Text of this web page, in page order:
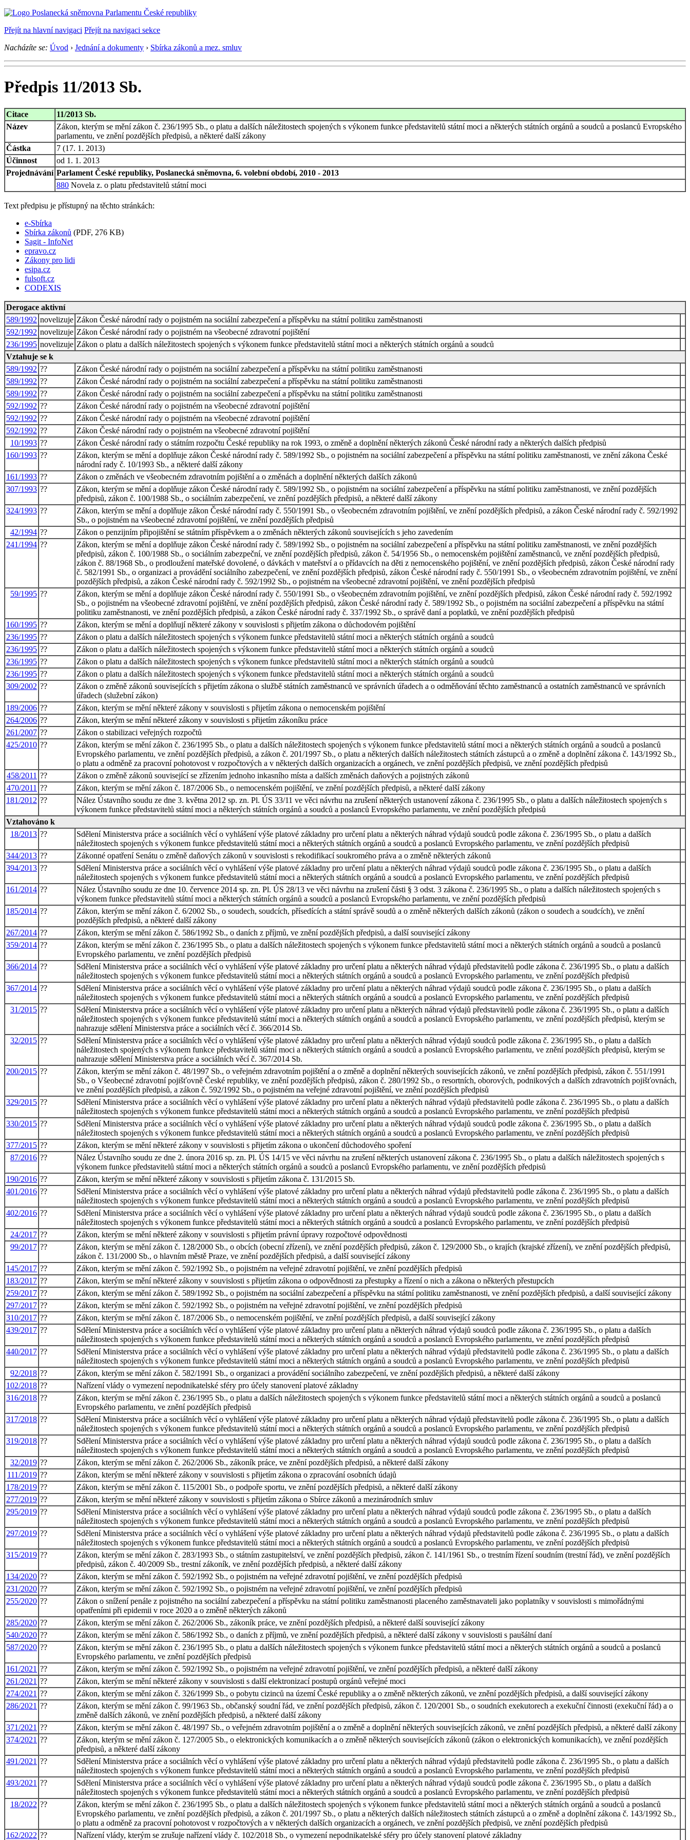
Přejít na hlavní navigaci Přejít na navigaci sekce
Nacházíte se: Úvod › Jednání a dokumenty › Sbírka zákonů a mez. smluv
Předpis 11/2013 Sb.
Citace
11/2013 Sb.
Název
Zákon, kterým se mění zákon č. 236/1995 Sb., o platu a dalších náležitostech spojených s výkonem funkce představitelů státní moci a některých státních orgánů a soudců a poslanců Evropského
parlamentu, ve znění pozdějších předpisů, a některé další zákony
Částka
7 (17. 1. 2013)
Účinnost
od 1. 1. 2013
Projednávání Parlament České republiky, Poslanecká sněmovna, 6. volební období, 2010 - 2013
880 Novela z. o platu představitelů státní moci
Text předpisu je přístupný na těchto stránkách:
e-Sbírka
Sbírka zákonů (PDF, 276 KB)
Sagit - InfoNet
epravo.cz
Zákony pro lidi
esipa.cz
fulsoft.cz
CODEXIS
Derogace aktivní
589/1992 novelizuje Zákon České národní rady o pojistném na sociální zabezpečení a příspěvku na státní politiku zaměstnanosti
592/1992 novelizuje Zákon České národní rady o pojistném na všeobecné zdravotní pojištění
236/1995 novelizuje Zákon o platu a dalších náležitostech spojených s výkonem funkce představitelů státní moci a některých státních orgánů a soudců
Vztahuje se k
589/1992 ??
Zákon České národní rady o pojistném na sociální zabezpečení a příspěvku na státní politiku zaměstnanosti
589/1992 ??
Zákon České národní rady o pojistném na sociální zabezpečení a příspěvku na státní politiku zaměstnanosti
589/1992 ??
Zákon České národní rady o pojistném na sociální zabezpečení a příspěvku na státní politiku zaměstnanosti
592/1992 ??
Zákon České národní rady o pojistném na všeobecné zdravotní pojištění
592/1992 ??
Zákon České národní rady o pojistném na všeobecné zdravotní pojištění
592/1992 ??
Zákon České národní rady o pojistném na všeobecné zdravotní pojištění
10/1993 ??
Zákon České národní rady o státním rozpočtu České republiky na rok 1993, o změně a doplnění některých zákonů České národní rady a některých dalších předpisů
160/1993 ??
Zákon, kterým se mění a doplňuje zákon České národní rady č. 589/1992 Sb., o pojistném na sociální zabezpečení a příspěvku na státní politiku zaměstnanosti, ve znění zákona České
národní rady č. 10/1993 Sb., a některé další zákony
161/1993 ??
Zákon o změnách ve všeobecném zdravotním pojištění a o změnách a doplnění některých dalších zákonů
307/1993 ??
Zákon, kterým se mění a doplňuje zákon České národní rady č. 589/1992 Sb., o pojistném na sociální zabezpečení a příspěvku na státní politiku zaměstnanosti, ve znění pozdějších
předpisů, zákon č. 100/1988 Sb., o sociálním zabezpečení, ve znění pozdějších předpisů, a některé další zákony
324/1993 ??
Zákon, kterým se mění a doplňuje zákon České národní rady č. 550/1991 Sb., o všeobecném zdravotním pojištění, ve znění pozdějších předpisů, a zákon České národní rady č. 592/1992
Sb., o pojistném na všeobecné zdravotní pojištění, ve znění pozdějších předpisů
42/1994 ??
Zákon o penzijním připojištění se státním příspěvkem a o změnách některých zákonů souvisejících s jeho zavedením
241/1994 ??
Zákon, kterým se mění a doplňuje zákon České národní rady č. 589/1992 Sb., o pojistném na sociální zabezpečení a příspěvku na státní politiku zaměstnanosti, ve znění pozdějších
předpisů, zákon č. 100/1988 Sb., o sociálním zabezpeční, ve znění pozdějších předpisů, zákon č. 54/1956 Sb., o nemocenském pojištění zaměstnanců, ve znění pozdějších předpisů,
zákon č. 88/1968 Sb., o prodloužení mateřské dovolené, o dávkách v mateřství a o přídavcích na děti z nemocenského pojištění, ve znění pozdějších předpisů, zákon České národní rady
č. 582/1991 Sb., o organizaci a provádění sociálního zabezpečení, ve znění pozdějších předpisů, zákon České národní rady č. 550/1991 Sb., o všeobecném zdravotním pojištění, ve znění
pozdějších předpisů, a zákon České národní rady č. 592/1992 Sb., o pojistném na všeobecné zdravotní pojištění, ve znění pozdějších předpisů
59/1995 ??
Zákon, kterým se mění a doplňuje zákon České národní rady č. 550/1991 Sb., o všeobecném zdravotním pojištění, ve znění pozdějších předpisů, zákon České národní rady č. 592/1992
Sb., o pojistném na všeobecné zdravotní pojištění, ve znění pozdějších předpisů, zákon České národní rady č. 589/1992 Sb., o pojistném na sociální zabezpečení a příspěvku na státní
politiku zaměstnanosti, ve znění pozdějších předpisů, a zákon České národní rady č. 337/1992 Sb., o správě daní a poplatků, ve znění pozdějších předpisů
160/1995 ??
Zákon, kterým se mění a doplňují některé zákony v souvislosti s přijetím zákona o důchodovém pojištění
236/1995 ??
Zákon o platu a dalších náležitostech spojených s výkonem funkce představitelů státní moci a některých státních orgánů a soudců
236/1995 ??
Zákon o platu a dalších náležitostech spojených s výkonem funkce představitelů státní moci a některých státních orgánů a soudců
236/1995 ??
Zákon o platu a dalších náležitostech spojených s výkonem funkce představitelů státní moci a některých státních orgánů a soudců
236/1995 ??
Zákon o platu a dalších náležitostech spojených s výkonem funkce představitelů státní moci a některých státních orgánů a soudců
309/2002 ??
Zákon o změně zákonů souvisejících s přijetím zákona o službě státních zaměstnanců ve správních úřadech a o odměňování těchto zaměstnanců a ostatních zaměstnanců ve správních
úřadech (služební zákon)
189/2006 ??
Zákon, kterým se mění některé zákony v souvislosti s přijetím zákona o nemocenském pojištění
264/2006 ??
Zákon, kterým se mění některé zákony v souvislosti s přijetím zákoníku práce
261/2007 ??
Zákon o stabilizaci veřejných rozpočtů
425/2010 ??
Zákon, kterým se mění zákon č. 236/1995 Sb., o platu a dalších náležitostech spojených s výkonem funkce představitelů státní moci a některých státních orgánů a soudců a poslanců
Evropského parlamentu, ve znění pozdějších předpisů, a zákon č. 201/1997 Sb., o platu a některých dalších náležitostech státních zástupců a o změně a doplnění zákona č. 143/1992 Sb.,
o platu a odměně za pracovní pohotovost v rozpočtových a v některých dalších organizacích a orgánech, ve znění pozdějších předpisů, ve znění pozdějších předpisů
458/2011 ??
Zákon o změně zákonů související se zřízením jednoho inkasního místa a dalších změnách daňových a pojistných zákonů
470/2011 ??
Zákon, kterým se mění zákon č. 187/2006 Sb., o nemocenském pojištění, ve znění pozdějších předpisů, a některé další zákony
181/2012 ??
Nález Ústavního soudu ze dne 3. května 2012 sp. zn. Pl. ÚS 33/11 ve věci návrhu na zrušení některých ustanovení zákona č. 236/1995 Sb., o platu a dalších náležitostech spojených s
výkonem funkce představitelů státní moci a některých státních orgánů a soudců a poslanců Evropského parlamentu, ve znění pozdějších předpisů
Vztahováno k
18/2013 ??
Sdělení Ministerstva práce a sociálních věcí o vyhlášení výše platové základny pro určení platu a některých náhrad výdajů soudců podle zákona č. 236/1995 Sb., o platu a dalších
náležitostech spojených s výkonem funkce představitelů státní moci a některých státních orgánů a soudců a poslanců Evropského parlamentu, ve znění pozdějších předpisů
344/2013 ??
Zákonné opatření Senátu o změně daňových zákonů v souvislosti s rekodifikací soukromého práva a o změně některých zákonů
394/2013 ??
Sdělení Ministerstva práce a sociálních věcí o vyhlášení výše platové základny pro určení platu a některých náhrad výdajů soudců podle zákona č. 236/1995 Sb., o platu a dalších
náležitostech spojených s výkonem funkce představitelů státní moci a některých státních orgánů a soudců a poslanců Evropského parlamentu, ve znění pozdějších předpisů
161/2014 ??
Nález Ústavního soudu ze dne 10. července 2014 sp. zn. Pl. ÚS 28/13 ve věci návrhu na zrušení části § 3 odst. 3 zákona č. 236/1995 Sb., o platu a dalších náležitostech spojených s
výkonem funkce představitelů státní moci a některých státních orgánů a soudců a poslanců Evropského parlamentu, ve znění pozdějších předpisů
185/2014 ??
Zákon, kterým se mění zákon č. 6/2002 Sb., o soudech, soudcích, přísedících a státní správě soudů a o změně některých dalších zákonů (zákon o soudech a soudcích), ve znění
pozdějších předpisů, a některé další zákony
267/2014 ??
Zákon, kterým se mění zákon č. 586/1992 Sb., o daních z příjmů, ve znění pozdějších předpisů, a další související zákony
359/2014 ??
Zákon, kterým se mění zákon č. 236/1995 Sb., o platu a dalších náležitostech spojených s výkonem funkce představitelů státní moci a některých státních orgánů a soudců a poslanců
Evropského parlamentu, ve znění pozdějších předpisů
366/2014 ??
Sdělení Ministerstva práce a sociálních věcí o vyhlášení výše platové základny pro určení platu a některých náhrad výdajů představitelů podle zákona č. 236/1995 Sb., o platu a dalších
náležitostech spojených s výkonem funkce představitelů státní moci a některých státních orgánů a soudců a poslanců Evropského parlamentu, ve znění pozdějších předpisů
367/2014 ??
Sdělení Ministerstva práce a sociálních věcí o vyhlášení výše platové základny pro určení platu a některých náhrad výdajů soudců podle zákona č. 236/1995 Sb., o platu a dalších
náležitostech spojených s výkonem funkce představitelů státní moci a některých státních orgánů a soudců a poslanců Evropského parlamentu, ve znění pozdějších předpisů
31/2015 ??
Sdělení Ministerstva práce a sociálních věcí o vyhlášení výše platové základny pro určení platu a některých náhrad výdajů představitelů podle zákona č. 236/1995 Sb., o platu a dalších
náležitostech spojených s výkonem funkce představitelů státní moci a některých státních orgánů a soudců a poslanců Evropského parlamentu, ve znění pozdějších předpisů, kterým se
nahrazuje sdělení Ministerstva práce a sociálních věcí č. 366/2014 Sb.
32/2015 ??
Sdělení Ministerstva práce a sociálních věcí o vyhlášení výše platové základny pro určení platu a některých náhrad výdajů soudců podle zákona č. 236/1995 Sb., o platu a dalších
náležitostech spojených s výkonem funkce představitelů státní moci a některých státních orgánů a soudců a poslanců Evropského parlamentu, ve znění pozdějších předpisů, kterým se
nahrazuje sdělení Ministerstva práce a sociálních věcí č. 367/2014 Sb.
200/2015 ??
Zákon, kterým se mění zákon č. 48/1997 Sb., o veřejném zdravotním pojištění a o změně a doplnění některých souvisejících zákonů, ve znění pozdějších předpisů, zákon č. 551/1991
Sb., o Všeobecné zdravotní pojišťovně České republiky, ve znění pozdějších předpisů, zákon č. 280/1992 Sb., o resortních, oborových, podnikových a dalších zdravotních pojišťovnách,
ve znění pozdějších předpisů, a zákon č. 592/1992 Sb., o pojistném na veřejné zdravotní pojištění, ve znění pozdějších předpisů
329/2015 ??
Sdělení Ministerstva práce a sociálních věcí o vyhlášení výše platové základny pro určení platu a některých náhrad výdajů představitelů podle zákona č. 236/1995 Sb., o platu a dalších
náležitostech spojených s výkonem funkce představitelů státní moci a některých státních orgánů a soudců a poslanců Evropského parlamentu, ve znění pozdějších předpisů
330/2015 ??
Sdělení Ministerstva práce a sociálních věcí o vyhlášení výše platové základny pro určení platu a některých náhrad výdajů soudců podle zákona č. 236/1995 Sb., o platu a dalších
náležitostech spojených s výkonem funkce představitelů státní moci a některých státních orgánů a soudců a poslanců Evropského parlamentu, ve znění pozdějších předpisů
377/2015 ??
Zákon, kterým se mění některé zákony v souvislosti s přijetím zákona o ukončení důchodového spoření
87/2016 ??
Nález Ústavního soudu ze dne 2. února 2016 sp. zn. Pl. ÚS 14/15 ve věci návrhu na zrušení některých ustanovení zákona č. 236/1995 Sb., o platu a dalších náležitostech spojených s
výkonem funkce představitelů státní moci a některých státních orgánů a soudců a poslanců Evropského parlamentu, ve znění pozdějších předpisů
190/2016 ??
Zákon, kterým se mění některé zákony v souvislosti s přijetím zákona č. 131/2015 Sb.
401/2016 ??
Sdělení Ministerstva práce a sociálních věcí o vyhlášení výše platové základny pro určení platu a některých náhrad výdajů představitelů podle zákona č. 236/1995 Sb., o platu a dalších
náležitostech spojených s výkonem funkce představitelů státní moci a některých státních orgánů a soudců a poslanců Evropského parlamentu, ve znění pozdějších předpisů
402/2016 ??
Sdělení Ministerstva práce a sociálních věcí o vyhlášení výše platové základny pro určení platu a některých náhrad výdajů soudců podle zákona č. 236/1995 Sb., o platu a dalších
náležitostech spojených s výkonem funkce představitelů státní moci a některých státních orgánů a soudců a poslanců Evropského parlamentu, ve znění pozdějších předpisů
24/2017 ??
Zákon, kterým se mění některé zákony v souvislosti s přijetím právní úpravy rozpočtové odpovědnosti
99/2017 ??
Zákon, kterým se mění zákon č. 128/2000 Sb., o obcích (obecní zřízení), ve znění pozdějších předpisů, zákon č. 129/2000 Sb., o krajích (krajské zřízení), ve znění pozdějších předpisů,
zákon č. 131/2000 Sb., o hlavním městě Praze, ve znění pozdějších předpisů, a další související zákony
145/2017 ??
Zákon, kterým se mění zákon č. 592/1992 Sb., o pojistném na veřejné zdravotní pojištění, ve znění pozdějších předpisů
183/2017 ??
Zákon, kterým se mění některé zákony v souvislosti s přijetím zákona o odpovědnosti za přestupky a řízení o nich a zákona o některých přestupcích
259/2017 ??
Zákon, kterým se mění zákon č. 589/1992 Sb., o pojistném na sociální zabezpečení a příspěvku na státní politiku zaměstnanosti, ve znění pozdějších předpisů, a další související zákony
297/2017 ??
Zákon, kterým se mění zákon č. 592/1992 Sb., o pojistném na veřejné zdravotní pojištění, ve znění pozdějších předpisů
310/2017 ??
Zákon, kterým se mění zákon č. 187/2006 Sb., o nemocenském pojištění, ve znění pozdějších předpisů, a další související zákony
439/2017 ??
Sdělení Ministerstva práce a sociálních věcí o vyhlášení výše platové základny pro určení platu a některých náhrad výdajů soudců podle zákona č. 236/1995 Sb., o platu a dalších
náležitostech spojených s výkonem funkce představitelů státní moci a některých státních orgánů a soudců a poslanců Evropského parlamentu, ve znění pozdějších předpisů
440/2017 ??
Sdělení Ministerstva práce a sociálních věcí o vyhlášení výše platové základny pro určení platu a některých náhrad výdajů představitelů podle zákona č. 236/1995 Sb., o platu a dalších
náležitostech spojených s výkonem funkce představitelů státní moci a některých státních orgánů a soudců a poslanců Evropského parlamentu, ve znění pozdějších předpisů
92/2018 ??
Zákon, kterým se mění zákon č. 582/1991 Sb., o organizaci a provádění sociálního zabezpečení, ve znění pozdějších předpisů, a některé další zákony
102/2018 ??
Nařízení vlády o vymezení nepodnikatelské sféry pro účely stanovení platové základny
316/2018 ??
Zákon, kterým se mění zákon č. 236/1995 Sb., o platu a dalších náležitostech spojených s výkonem funkce představitelů státní moci a některých státních orgánů a soudců a poslanců
Evropského parlamentu, ve znění pozdějších předpisů
317/2018 ??
Sdělení Ministerstva práce a sociálních věcí o vyhlášení výše platové základny pro určení platu a některých náhrad výdajů představitelů podle zákona č. 236/1995 Sb., o platu a dalších
náležitostech spojených s výkonem funkce představitelů státní moci a některých státních orgánů a soudců a poslanců Evropského parlamentu, ve znění pozdějších předpisů
319/2018 ??
Sdělení Ministerstva práce a sociálních věcí o vyhlášení výše platové základny pro určení platu a některých náhrad výdajů soudců podle zákona č. 236/1995 Sb., o platu a dalších
náležitostech spojených s výkonem funkce představitelů státní moci a některých státních orgánů a soudců a poslanců Evropského parlamentu, ve znění pozdějších předpisů
32/2019 ??
Zákon, kterým se mění zákon č. 262/2006 Sb., zákoník práce, ve znění pozdějších předpisů, a některé další zákony
111/2019 ??
Zákon, kterým se mění některé zákony v souvislosti s přijetím zákona o zpracování osobních údajů
178/2019 ??
Zákon, kterým se mění zákon č. 115/2001 Sb., o podpoře sportu, ve znění pozdějších předpisů, a některé další zákony
277/2019 ??
Zákon, kterým se mění některé zákony v souvislosti s přijetím zákona o Sbírce zákonů a mezinárodních smluv
295/2019 ??
Sdělení Ministerstva práce a sociálních věcí o vyhlášení výše platové základny pro určení platu a některých náhrad výdajů soudců podle zákona č. 236/1995 Sb., o platu a dalších
náležitostech spojených s výkonem funkce představitelů státní moci a některých státních orgánů a soudců a poslanců Evropského parlamentu, ve znění pozdějších předpisů
297/2019 ??
Sdělení Ministerstva práce a sociálních věcí o vyhlášení výše platové základny pro určení platu a některých náhrad výdajů představitelů podle zákona č. 236/1995 Sb., o platu a dalších
náležitostech spojených s výkonem funkce představitelů státní moci a některých státních orgánů a soudců a poslanců Evropského parlamentu, ve znění pozdějších předpisů
315/2019 ??
Zákon, kterým se mění zákon č. 283/1993 Sb., o státním zastupitelství, ve znění pozdějších předpisů, zákon č. 141/1961 Sb., o trestním řízení soudním (trestní řád), ve znění pozdějších
předpisů, zákon č. 40/2009 Sb., trestní zákoník, ve znění pozdějších předpisů, a některé další zákony
134/2020 ??
Zákon, kterým se mění zákon č. 592/1992 Sb., o pojistném na veřejné zdravotní pojištění, ve znění pozdějších předpisů
231/2020 ??
Zákon, kterým se mění zákon č. 592/1992 Sb., o pojistném na veřejné zdravotní pojištění, ve znění pozdějších předpisů
255/2020 ??
Zákon o snížení penále z pojistného na sociální zabezpečení a příspěvku na státní politiku zaměstnanosti placeného zaměstnavateli jako poplatníky v souvislosti s mimořádnými
opatřeními při epidemii v roce 2020 a o změně některých zákonů
285/2020 ??
Zákon, kterým se mění zákon č. 262/2006 Sb., zákoník práce, ve znění pozdějších předpisů, a některé další související zákony
540/2020 ??
Zákon, kterým se mění zákon č. 586/1992 Sb., o daních z příjmů, ve znění pozdějších předpisů, a některé další zákony v souvislosti s paušální daní
587/2020 ??
Zákon, kterým se mění zákon č. 236/1995 Sb., o platu a dalších náležitostech spojených s výkonem funkce představitelů státní moci a některých státních orgánů a soudců a poslanců
Evropského parlamentu, ve znění pozdějších předpisů
161/2021 ??
Zákon, kterým se mění zákon č. 592/1992 Sb., o pojistném na veřejné zdravotní pojištění, ve znění pozdějších předpisů, a některé další zákony
261/2021 ??
Zákon, kterým se mění některé zákony v souvislosti s další elektronizací postupů orgánů veřejné moci
274/2021 ??
Zákon, kterým se mění zákon č. 326/1999 Sb., o pobytu cizinců na území České republiky a o změně některých zákonů, ve znění pozdějších předpisů, a další související zákony
286/2021 ??
Zákon, kterým se mění zákon č. 99/1963 Sb., občanský soudní řád, ve znění pozdějších předpisů, zákon č. 120/2001 Sb., o soudních exekutorech a exekuční činnosti (exekuční řád) a o
změně dalších zákonů, ve znění pozdějších předpisů, a některé další zákony
371/2021 ??
Zákon, kterým se mění zákon č. 48/1997 Sb., o veřejném zdravotním pojištění a o změně a doplnění některých souvisejících zákonů, ve znění pozdějších předpisů, a některé další zákony
374/2021 ??
Zákon, kterým se mění zákon č. 127/2005 Sb., o elektronických komunikacích a o změně některých souvisejících zákonů (zákon o elektronických komunikacích), ve znění pozdějších
předpisů, a některé další zákony
491/2021 ??
Sdělení Ministerstva práce a sociálních věcí o vyhlášení výše platové základny pro určení platu a některých náhrad výdajů představitelů podle zákona č. 236/1995 Sb., o platu a dalších
náležitostech spojených s výkonem funkce představitelů státní moci a některých státních orgánů a soudců a poslanců Evropského parlamentu, ve znění pozdějších předpisů
493/2021 ??
Sdělení Ministerstva práce a sociálních věcí o vyhlášení výše platové základny pro určení platu a některých náhrad výdajů soudců podle zákona č. 236/1995 Sb., o platu a dalších
náležitostech spojených s výkonem funkce představitelů státní moci a některých státních orgánů a soudců a poslanců Evropského parlamentu, ve znění pozdějších předpisů
18/2022 ??
Zákon, kterým se mění zákon č. 236/1995 Sb., o platu a dalších náležitostech spojených s výkonem funkce představitelů státní moci a některých státních orgánů a soudců a poslanců
Evropského parlamentu, ve znění pozdějších předpisů, a zákon č. 201/1997 Sb., o platu a některých dalších náležitostech státních zástupců a o změně a doplnění zákona č. 143/1992 Sb.,
o platu a odměně za pracovní pohotovost v rozpočtových a v některých dalších organizacích a orgánech, ve znění pozdějších předpisů, ve znění pozdějších předpisů
162/2022 ?? Nařízení vlády, kterým se zrušuje nařízení vlády č. 102/2018 Sb., o vymezení nepodnikatelské sféry pro účely stanovení platové základny